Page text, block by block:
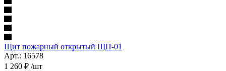
Щит пожарный открытый ЩП-01
Арт.: 16578
1 260 ₽ /шт